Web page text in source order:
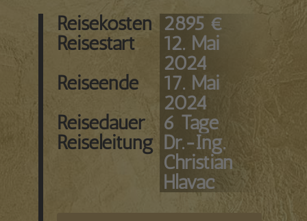
Reisekosten 2895 €
Reisestart
12. Mai
2024
Reiseende
17. Mai
2024
Reisedauer
6 Tage
Reiseleitung Dr.-Ing.
Christian
Hlavac